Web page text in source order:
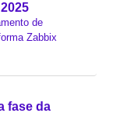
de
Zabbix
fase da